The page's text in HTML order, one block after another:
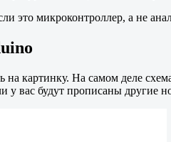
микроконтроллер, а не
картинку. На самом деле
вас будут прописаны другие